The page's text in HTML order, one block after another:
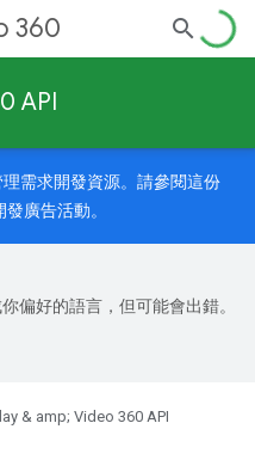
360
API
需求開發資源。請參閱這份
廣告活動。
偏好的語言，但可能會出錯。
& amp; Video 360 API